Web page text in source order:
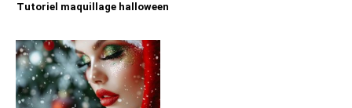
Tutoriel maquillage halloween